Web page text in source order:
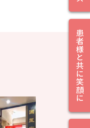
患者様と共に笑顔に